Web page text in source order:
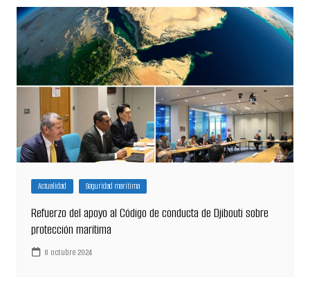
Actualidad Seguridad marítima
Refuerzo del apoyo al Código de conducta de Djibouti sobre
protección marítima
8 octubre 2024